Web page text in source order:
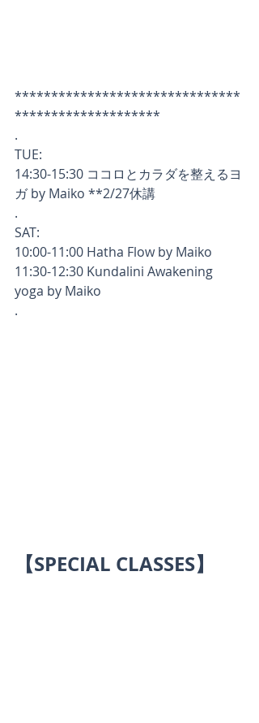
*******************************
********************
.
TUE:
14:30-15:30 ココロとカラダを整えるヨ
ガ by Maiko **2/27休講
.
SAT:
10:00-11:00 Hatha Flow by Maiko
11:30-12:30 Kundalini Awakening
yoga by Maiko
.
【SPECIAL CLASSES】